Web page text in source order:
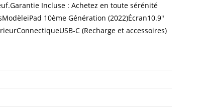
Incluse : Achetez en toute sérénité
10ème Génération (2022)Écran10.9″
C (Recharge et accessoires)